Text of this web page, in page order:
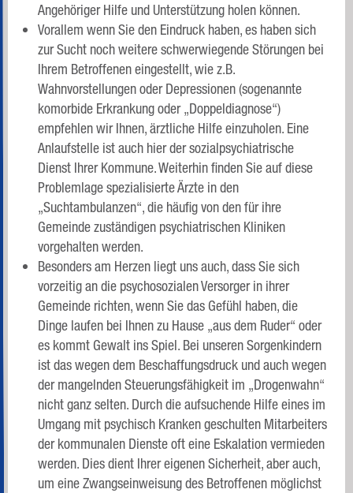
Angehöriger Hilfe und Unterstützung holen können.
Vorallem wenn Sie den Eindruck haben, es haben sich
zur Sucht noch weitere schwerwiegende Störungen bei
Ihrem Betroffenen eingestellt, wie z.B.
Wahnvorstellungen oder Depressionen (sogenannte
komorbide Erkrankung oder „Doppeldiagnose“)
empfehlen wir Ihnen, ärztliche Hilfe einzuholen. Eine
Anlaufstelle ist auch hier der sozialpsychiatrische
Dienst Ihrer Kommune. Weiterhin finden Sie auf diese
Problemlage spezialisierte Ärzte in den
„Suchtambulanzen“, die häufig von den für ihre
Gemeinde zuständigen psychiatrischen Kliniken
vorgehalten werden.
Besonders am Herzen liegt uns auch, dass Sie sich
vorzeitig an die psychosozialen Versorger in ihrer
Gemeinde richten, wenn Sie das Gefühl haben, die
Dinge laufen bei Ihnen zu Hause „aus dem Ruder“ oder
es kommt Gewalt ins Spiel. Bei unseren Sorgenkindern
ist das wegen dem Beschaffungsdruck und auch wegen
der mangelnden Steuerungsfähigkeit im „Drogenwahn“
nicht ganz selten. Durch die aufsuchende Hilfe eines im
Umgang mit psychisch Kranken geschulten Mitarbeiters
der kommunalen Dienste oft eine Eskalation vermieden
werden. Dies dient Ihrer eigenen Sicherheit, aber auch,
um eine Zwangseinweisung des Betroffenen möglichst